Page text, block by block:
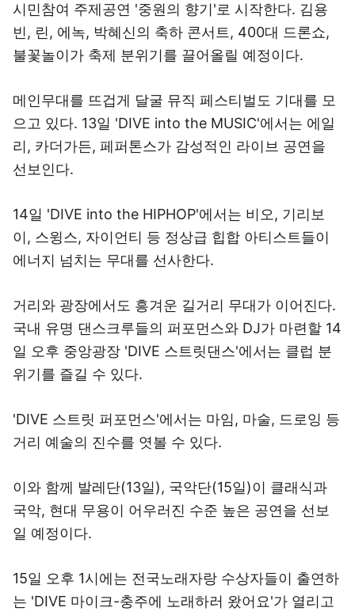
시민참여 주제공연 '중원의 향기'로 시작한다. 김용
빈, 린, 에녹, 박혜신의 축하 콘서트, 400대 드론쇼,
불꽃놀이가 축제 분위기를 끌어올릴 예정이다.
메인무대를 뜨겁게 달굴 뮤직 페스티벌도 기대를 모
으고 있다. 13일 'DIVE into the MUSIC'에서는 에일
리, 카더가든, 페퍼톤스가 감성적인 라이브 공연을
선보인다.
14일 'DIVE into the HIPHOP'에서는 비오, 기리보
이, 스윙스, 자이언티 등 정상급 힙합 아티스트들이
에너지 넘치는 무대를 선사한다.
거리와 광장에서도 흥겨운 길거리 무대가 이어진다.
국내 유명 댄스크루들의 퍼포먼스와 DJ가 마련할 14
일 오후 중앙광장 'DIVE 스트릿댄스'에서는 클럽 분
위기를 즐길 수 있다.
'DIVE 스트릿 퍼포먼스'에서는 마임, 마술, 드로잉 등
거리 예술의 진수를 엿볼 수 있다.
이와 함께 발레단(13일), 국악단(15일)이 클래식과
국악, 현대 무용이 어우러진 수준 높은 공연을 선보
일 예정이다.
15일 오후 1시에는 전국노래자랑 수상자들이 출연하
는 'DIVE 마이크-충주에 노래하러 왔어요'가 열리고